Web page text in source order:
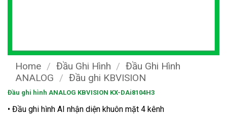
Home / Đầu Ghi Hình / Đầu Ghi Hình
ANALOG / Đầu ghi KBVISION
Đầu ghi hình ANALOG KBVISION KX-DAi8104H3
• Đầu ghi hình AI nhận diện khuôn mặt 4 kênh